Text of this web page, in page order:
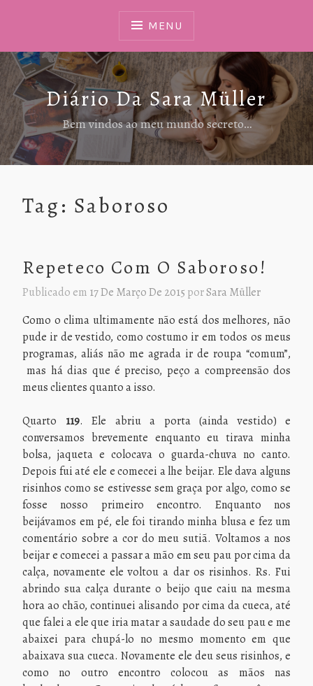
MENU
Diário Da Sara Müller
Bem vindos ao meu mundo secreto…
Tag: Saboroso
Repeteco Com O Saboroso!
Publicado em 17 De Março De 2015 porSara Müller
Como o clima ultimamente não está dos melhores, não
pude ir de vestido, como costumo ir em todos os meus
programas, aliás não me agrada ir de roupa “comum”,
mas há dias que é preciso, peço a compreensão dos
meus clientes quanto a isso.
Quarto 119. Ele abriu a porta (ainda vestido) e
conversamos brevemente enquanto eu tirava minha
bolsa, jaqueta e colocava o guarda-chuva no canto.
Depois fui até ele e comecei a lhe beijar. Ele dava alguns
risinhos como se estivesse sem graça por algo, como se
fosse nosso primeiro encontro. Enquanto nos
beijávamos em pé, ele foi tirando minha blusa e fez um
comentário sobre a cor do meu sutiã. Voltamos a nos
beijar e comecei a passar a mão em seu pau por cima da
calça, novamente ele voltou a dar os risinhos. Rs. Fui
abrindo sua calça durante o beijo que caiu na mesma
hora ao chão, continuei alisando por cima da cueca, até
que falei a ele que iria matar a saudade do seu pau e me
abaixei para chupá-lo no mesmo momento em que
abaixava sua cueca. Novamente ele deu seus risinhos, e
como no outro encontro colocou as mãos nas